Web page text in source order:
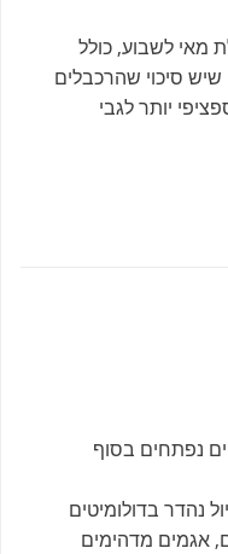
מאי לשבוע, כולל
שיש סיכוי שהרכבלים
יותר לגבי
נפתחים בסוף
נהדר בדולומיטים
אגמים מדהימים